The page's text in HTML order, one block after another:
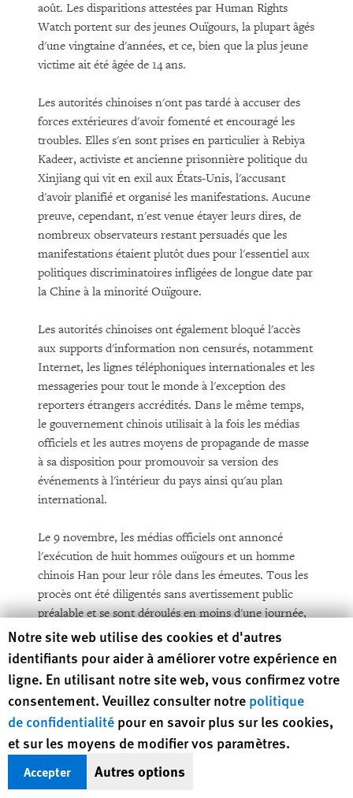
août. Les disparitions attestées par Human Rights
Watch portent sur des jeunes Ouïgours, la plupart âgés
d'une vingtaine d'années, et ce, bien que la plus jeune
victime ait été âgée de 14 ans.
Les autorités chinoises n'ont pas tardé à accuser des
forces extérieures d'avoir fomenté et encouragé les
troubles. Elles s'en sont prises en particulier à Rebiya
Kadeer, activiste et ancienne prisonnière politique du
Xinjiang qui vit en exil aux États-Unis, l'accusant
d'avoir planifié et organisé les manifestations. Aucune
preuve, cependant, n'est venue étayer leurs dires, de
nombreux observateurs restant persuadés que les
manifestations étaient plutôt dues pour l'essentiel aux
politiques discriminatoires infligées de longue date par
la Chine à la minorité Ouïgoure.
Les autorités chinoises ont également bloqué l'accès
aux supports d'information non censurés, notamment
Internet, les lignes téléphoniques internationales et les
messageries pour tout le monde à l'exception des
reporters étrangers accrédités. Dans le même temps,
le gouvernement chinois utilisait à la fois les médias
officiels et les autres moyens de propagande de masse
à sa disposition pour promouvoir sa version des
événements à l'intérieur du pays ainsi qu'au plan
international.
Le 9 novembre, les médias officiels ont annoncé
l'exécution de huit hommes ouïgours et un homme
chinois Han pour leur rôle dans les émeutes. Tous les
procès ont été diligentés sans avertissement public
préalable et se sont déroulés en moins d'une journée,
au mépris total des normes internationales.
Région administrative spéciale de
Hong Kong
Les autorités de Hong Kong n'ont pas encore établi de
feuille de route explicite quant à l'élection
démocratique de l'administrateur général et de tous les
membres du conseil législatif, suscitant au passage
Human Rights Watch cookie preferences
Notre site web utilise des cookies et d'autres
identifiants pour aider à améliorer votre expérience en
ligne. En utilisant notre site web, vous confirmez votre
consentement. Veuillez consulter notre politique
de confidentialité pour en savoir plus sur les cookies,
et sur les moyens de modifier vos paramètres.
Accepter Autres options